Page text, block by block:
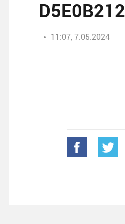
11:07, 7.05.2024